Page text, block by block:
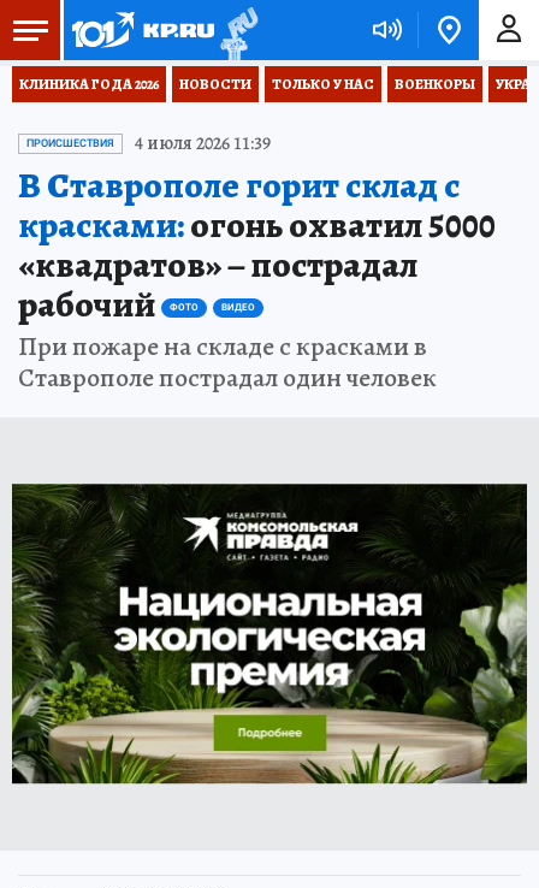
КЛИНИКА ГОДА 2026 НОВОСТИ ТОЛЬКО У НАС ВОЕНКОРЫ
ПРОИСШЕСТВИЯ 4 июля 2026 11:39
В Ставрополе горит склад с
красками:огонь охватил 5000
«квадратов» – пострадал
рабочий
ФОТО ВИДЕО
При пожаре на складе с красками в
Ставрополе пострадал один человек